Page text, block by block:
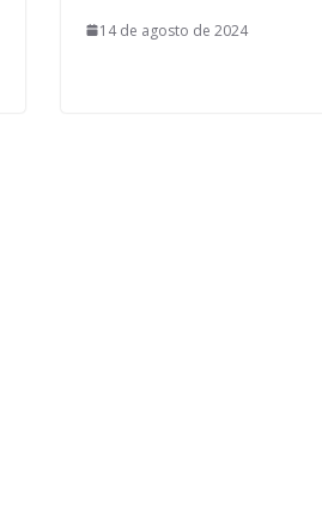
14 de agosto de 2024